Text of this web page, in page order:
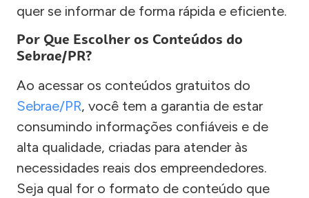
quer se informar de forma rápida e eficiente.
Por Que Escolher os Conteúdos do
Sebrae/PR?
Ao acessar os conteúdos gratuitos do
Sebrae/PR, você tem a garantia de estar
consumindo informações confiáveis e de
alta qualidade, criadas para atender às
necessidades reais dos empreendedores.
Seja qual for o formato de conteúdo que